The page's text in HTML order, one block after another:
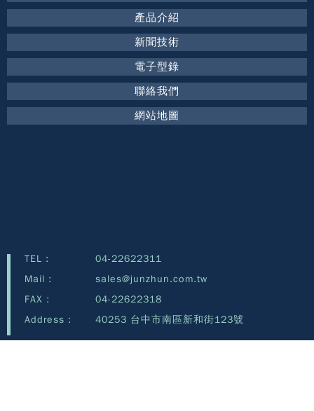
產品介紹
新聞技術
電子型錄
聯絡我們
網站地圖
TEL :
04-22622311
Mail :
sales@junzhun.com.tw
FAX :
04-22622318
Address :
40253 台中市南區新和街123號